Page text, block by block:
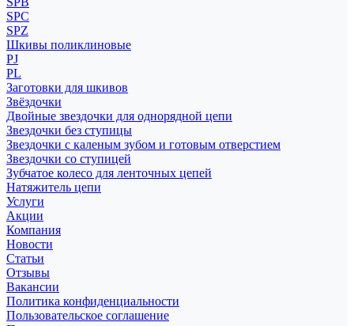
SPC
SPZ
Шкивы поликлиновые
PJ
PL
Заготовки для шкивов
Звёздочки
Двойные звездочки для однорядной цепи
Звездочки без ступицы
Звездочки с каленым зубом и готовым отверстием
Звездочки со ступицей
Зубчатое колесо для ленточных цепей
Натяжитель цепи
Услуги
Акции
Компания
Новости
Статьи
Отзывы
Вакансии
Политика конфиденциальности
Пользовательское соглашение